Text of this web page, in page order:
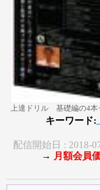
上達ドリル 基礎編の4
キーワード:
配信開始日 : 2018-
→ 月額会員